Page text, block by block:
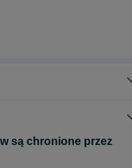
są chronione przez